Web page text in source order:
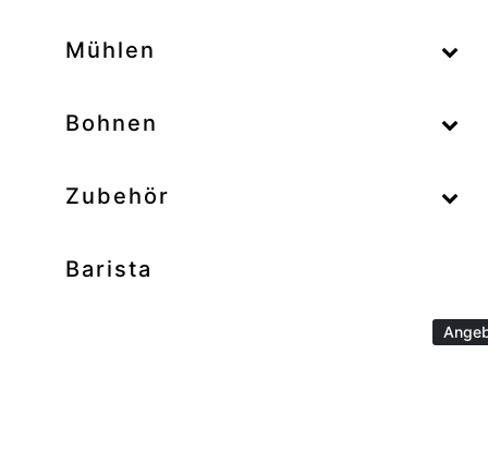
Mühlen
–
Bohnen
–
Zubehör
Barista